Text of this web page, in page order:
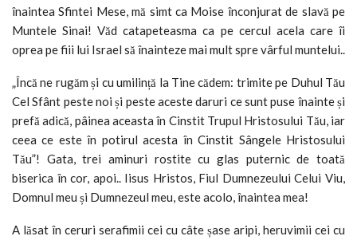
înaintea Sfintei Mese, mă simt ca Moise înconjurat de slavă pe
Muntele Sinai! Văd catapeteasma ca pe cercul acela care îi
oprea pe fiii lui Israel să înainteze mai mult spre vârful muntelui..
„Încă ne rugăm și cu umilință la Tine cădem: trimite pe Duhul Tău
Cel Sfânt peste noi și peste aceste daruri ce sunt puse înainte și
prefă adică, pâinea aceasta în Cinstit Trupul Hristosului Tău, iar
ceea ce este în potirul acesta în Cinstit Sângele Hristosului
Tău”! Gata, trei aminuri rostite cu glas puternic de toată
biserica în cor, apoi.. Iisus Hristos, Fiul Dumnezeului Celui Viu,
Domnul meu și Dumnezeul meu, este acolo, înaintea mea!
A lăsat în ceruri serafimii cei cu câte șase aripi, heruvimii cei cu